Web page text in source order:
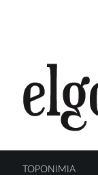
TOPONIMIA